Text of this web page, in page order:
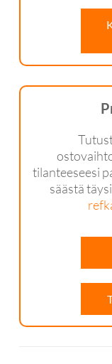
tilanteeseesi
säästä